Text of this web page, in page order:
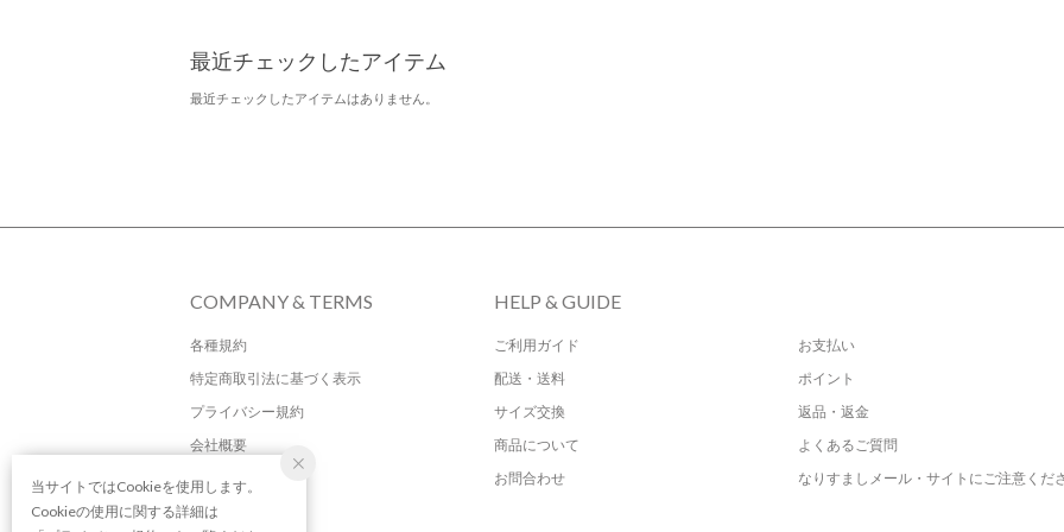
最近チェックしたアイテム
最近チェックしたアイテムはありません。
COMPANY & TERMS
各種規約
特定商取引法に基づく表示
プライバシー規約
会社概要
HELP & GUIDE
ご利用ガイド
配送・送料
サイズ交換
商品について
お問合わせ
お支払い
ポイント
返品・返金
よくあるご質問
なりすましメール・サイトにご注意くだ
当サイトではCookieを使用します。
Cookieの使用に関する詳細は